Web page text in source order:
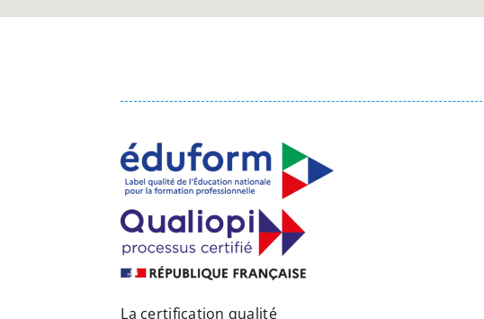
La certification qualité